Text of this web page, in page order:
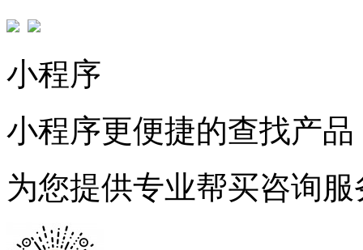
小程序
小程序更便捷的查找产品
为您提供专业帮买咨询服